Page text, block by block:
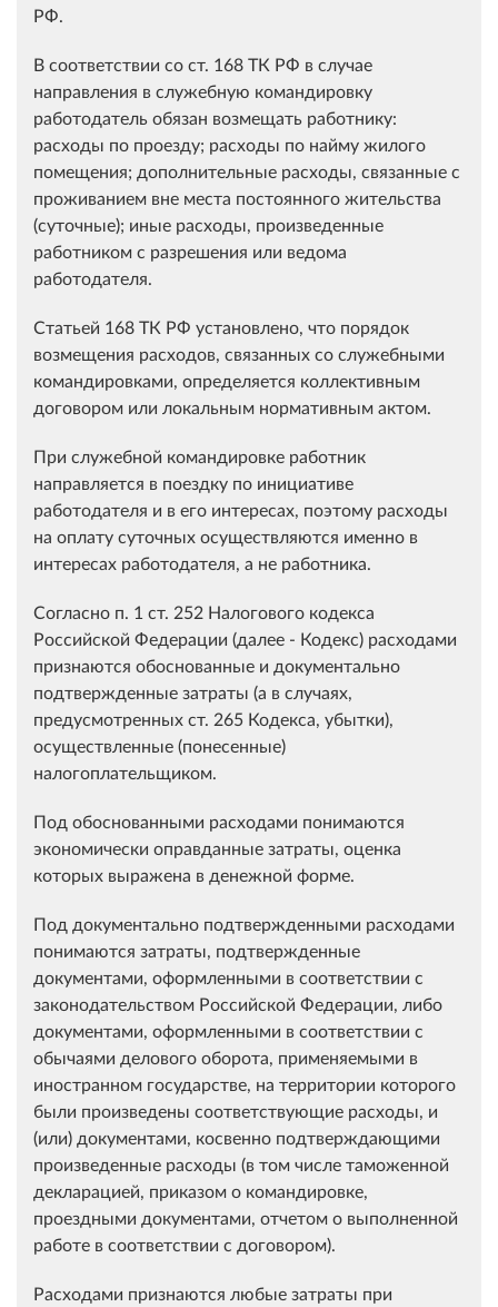
РФ.
В соответствии со ст. 168 ТК РФ в случае
направления в служебную командировку
работодатель обязан возмещать работнику:
расходы по проезду; расходы по найму жилого
помещения; дополнительные расходы, связанные с
проживанием вне места постоянного жительства
(суточные); иные расходы, произведенные
работником с разрешения или ведома
работодателя.
Статьей 168 ТК РФ установлено, что порядок
возмещения расходов, связанных со служебными
командировками, определяется коллективным
договором или локальным нормативным актом.
При служебной командировке работник
направляется в поездку по инициативе
работодателя и в его интересах, поэтому расходы
на оплату суточных осуществляются именно в
интересах работодателя, а не работника.
Согласно п. 1 ст. 252 Налогового кодекса
Российской Федерации (далее - Кодекс) расходами
признаются обоснованные и документально
подтвержденные затраты (а в случаях,
предусмотренных ст. 265 Кодекса, убытки),
осуществленные (понесенные)
налогоплательщиком.
Под обоснованными расходами понимаются
экономически оправданные затраты, оценка
которых выражена в денежной форме.
Под документально подтвержденными расходами
понимаются затраты, подтвержденные
документами, оформленными в соответствии с
законодательством Российской Федерации, либо
документами, оформленными в соответствии с
обычаями делового оборота, применяемыми в
иностранном государстве, на территории которого
были произведены соответствующие расходы, и
(или) документами, косвенно подтверждающими
произведенные расходы (в том числе таможенной
декларацией, приказом о командировке,
проездными документами, отчетом о выполненной
работе в соответствии с договором).
Расходами признаются любые затраты при